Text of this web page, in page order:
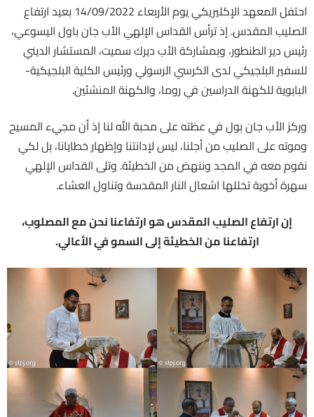
احتفل المعهد الإكليريكي يوم الأربعاء 14/09/2022 بعيد ارتفاع
الصليب المقدس. إذ ترأس القداس الإلهي الأب جان باول اليسوعي،
رئيس دير الطنطور، وبمشاركة الأب ديرك سميت، المستشار الديني
للسفير البلجيكي لدى الكرسي الرسولي ورئيس الكلية البلجيكية-
البابوية للكهنة الدراسين في روما، والكهنة المنشئين.
وركز الأب جان بول في عظته على محبة الله لنا إذ أن مجيء المسيح
وموته على الصليب من أجلنا، ليس لإدانتنا وإظهار خطايانا، بل لكي
نقوم معه في المجد وننهض من الخطيئة. وتلى القداس الإلهي
سهرة أخوية تخللها اشعال النار المقدسة وتناول العشاء.
إن ارتفاع الصليب المقدس هو ارتفاعنا نحن مع المصلوب،
ارتفاعنا من الخطيئة إلى السمو في الأعالي.